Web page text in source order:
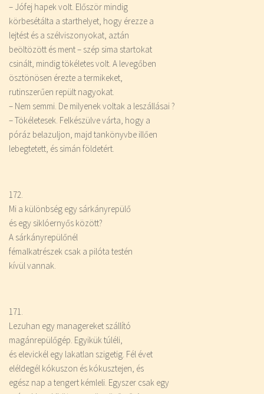
– Jófej hapek volt. Először mindig
körbesétálta a starthelyet, hogy érezze a
lejtést és a szélviszonyokat, aztán
beöltözött és ment – szép sima startokat
csinált, mindig tökéletes volt. A levegőben
ösztönösen érezte a termikeket,
rutinszerűen repült nagyokat.
– Nem semmi. De milyenek voltak a leszállásai ?
– Tökéletesek. Felkészülve várta, hogy a
póráz belazuljon, majd tankönyvbe illően
lebegtetett, és simán földetért.
172.
Mi a különbség egy sárkányrepülő
és egy siklóernyős között?
A sárkányrepülőnél
fémalkatrészek csak a pilóta testén
kívül vannak.
171.
Lezuhan egy managereket szállító
magánrepülőgép. Egyikük túléli,
és elevickél egy lakatlan szigetig. Fél évet
eléldegél kókuszon és kókusztejen, és
egész nap a tengert kémleli. Egyszer csak egy